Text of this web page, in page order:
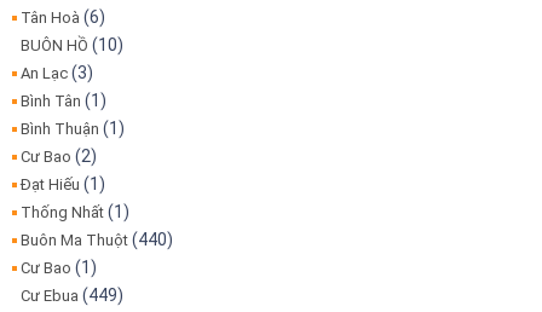
Tân Hoà (6)
BUÔN HỒ (10)
An Lạc (3)
Bình Tân (1)
Bình Thuận (1)
Cư Bao (2)
Đạt Hiếu (1)
Thống Nhất (1)
Buôn Ma Thuột (440)
Cư Bao (1)
Cư Ebua (449)